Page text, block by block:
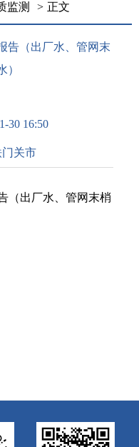
监测 > 正文
告（出厂水、管网末
）
30 16:50
关市
（出厂水、管网末梢